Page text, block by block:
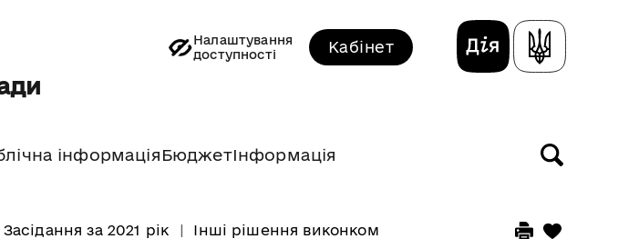
Налаштування
доступності
Кабінет
інформаціяБюджетІнформація
Засідання за 2021 рік Інші рішення виконкому прийняті у жовтні 2021 року